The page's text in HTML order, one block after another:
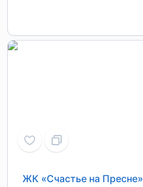
ЖК «Счастье на Пресне»